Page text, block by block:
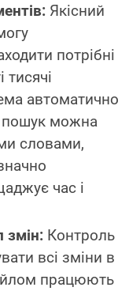
Якісний
потрібні
тисячі
автоматично
пошук можна
словами,
час і
змін: Контроль
всі зміни в
працюють